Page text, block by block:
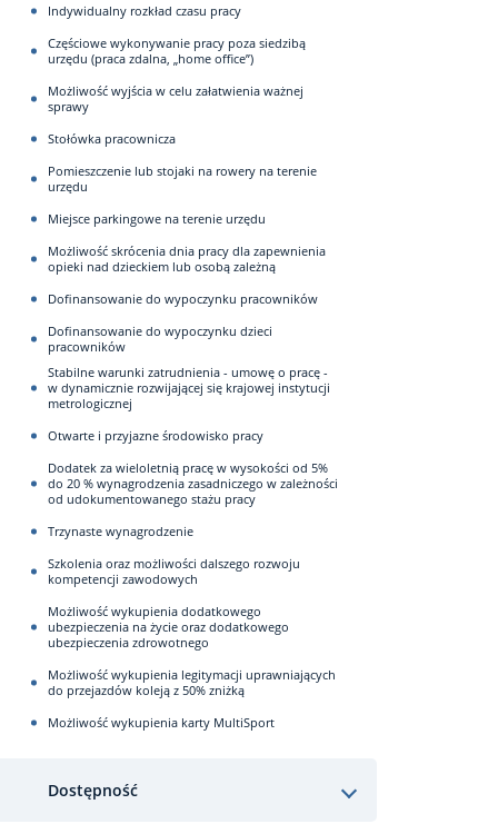
Indywidualny rozkład czasu pracy
Częściowe wykonywanie pracy poza siedzibą
urzędu (praca zdalna, „home office”)
Możliwość wyjścia w celu załatwienia ważnej
sprawy
Stołówka pracownicza
Pomieszczenie lub stojaki na rowery na terenie
urzędu
Miejsce parkingowe na terenie urzędu
Możliwość skrócenia dnia pracy dla zapewnienia
opieki nad dzieckiem lub osobą zależną
Dofinansowanie do wypoczynku pracowników
Dofinansowanie do wypoczynku dzieci
pracowników
Stabilne warunki zatrudnienia - umowę o pracę -
w dynamicznie rozwijającej się krajowej instytucji
metrologicznej
Otwarte i przyjazne środowisko pracy
Dodatek za wieloletnią pracę w wysokości od 5%
do 20 % wynagrodzenia zasadniczego w zależności
od udokumentowanego stażu pracy
Trzynaste wynagrodzenie
Szkolenia oraz możliwości dalszego rozwoju
kompetencji zawodowych
Możliwość wykupienia dodatkowego
ubezpieczenia na życie oraz dodatkowego
ubezpieczenia zdrowotnego
Możliwość wykupienia legitymacji uprawniających
do przejazdów koleją z 50% zniżką
Możliwość wykupienia karty MultiSport
Dostępność